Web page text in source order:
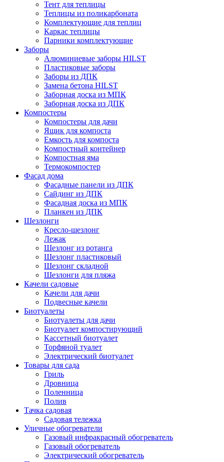
Тент для теплицы
Теплицы из поликарбоната
Комплектующие для теплиц
Каркас теплицы
Парники комплектующие
Заборы
Алюминиевые заборы HILST
Пластиковые заборы
Заборы из ДПК
Замена бетона HILST
Заборная доска из МПК
Заборная доска из ДПК
Компостеры
Компостеры для дачи
Ящик для компоста
Емкость для компоста
Компостный контейнер
Компостная яма
Термокомпостер
Фасад дома
Фасадные панели из ДПК
Сайдинг из ДПК
Фасадная доска из МПК
Планкен из ДПК
Шезлонги
Кресло-шезлонг
Лежак
Шезлонг из ротанга
Шезлонг пластиковый
Шезлонг складной
Шезлонги для пляжа
Качели садовые
Качели для дачи
Подвесные качели
Биотуалеты
Биотуалеты для дачи
Биотуалет компостирующий
Кассетный биотуалет
Торфяной туалет
Электрический биотуалет
Товары для сада
Гриль
Дровница
Поленница
Полив
Тачка садовая
Садовая тележка
Уличные обогреватели
Газовый инфракрасный обогреватель
Газовый обогреватель
Электрический обогреватель